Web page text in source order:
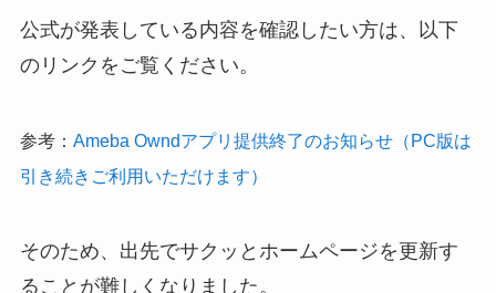
公式が発表している内容を確認したい方は、以下
のリンクをご覧ください。
参考： Ameba Owndアプリ提供終了のお知らせ（PC版は
引き続きご利用いただけます）
そのため、出先でサクッとホームページを更新す
ることが難しくなりました。